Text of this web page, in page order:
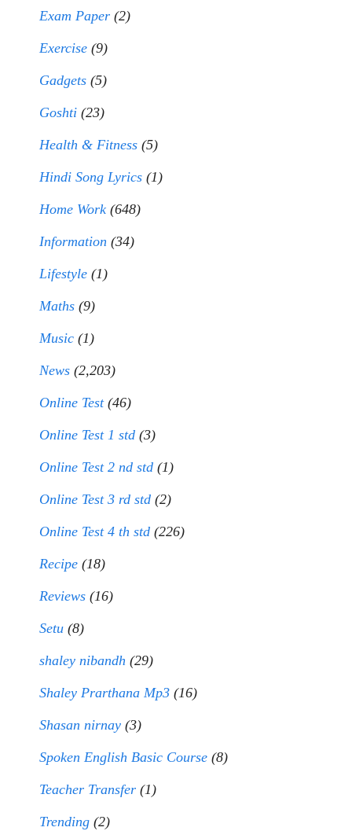
Exam Paper (2)
Exercise (9)
Gadgets (5)
Goshti (23)
Health & Fitness (5)
Hindi Song Lyrics (1)
Home Work (648)
Information (34)
Lifestyle (1)
Maths (9)
Music (1)
News (2,203)
Online Test(46)
Online Test 1 std (3)
Online Test 2 nd std (1)
Online Test 3 rd std (2)
Online Test 4 th std (226)
Recipe (18)
Reviews (16)
Setu (8)
shaley nibandh (29)
Shaley Prarthana Mp3 (16)
Shasan nirnay (3)
Spoken English Basic Course (8)
Teacher Transfer (1)
Trending (2)